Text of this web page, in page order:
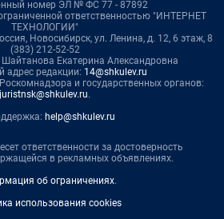
номер ЭЛ № ФС 77 - 87892
ответственностью "ИНТЕРНЕТ
ТЕХНОЛОГИИ"
Новосибирск, ул. Ленина, д. 12, 6 этаж, 8
(383) 212-52-52
Екатерина Александровна
адрес редакции: 14@shkulev.ru
и государственных органов:
juristnsk@shkulev.ru.
help@shkulev.ru
ответственности за достоверность
в рекламных объявлениях.
об ограничениях.
использования cookies